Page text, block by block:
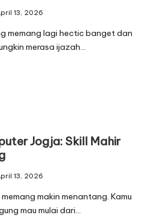
13, 2026
memang lagi hectic banget dan
merasa ijazah…
Jogja: Skill Mahir
13, 2026
makin menantang. Kamu
mau mulai dari…